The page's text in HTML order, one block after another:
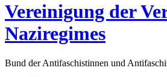
Vereinigung der
Naziregimes
Bund der Antifaschistinnen und